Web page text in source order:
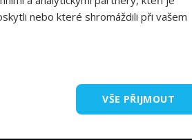
nebo které shromáždili při vašem
VŠE PŘIJMOUT